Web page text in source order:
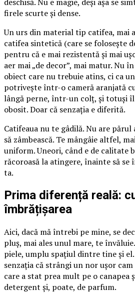
firele scurte și dense.
Un urs din material tip catifea, mai
catifea sintetică (care se folosește
pentru că e mai rezistentă și mai
aer mai „de decor”, mai matur. Nu
obiect care nu trebuie atins, ci ca
potrivește într-o cameră aranjată
lângă perne, într-un colț, și totuși
obosit. Doar că senzația e diferită.
Catifeaua nu te gâdilă. Nu are
să zâmbească. Te mângâie altfel,
uniform. Uneori, când e de calitate
răcoroasă la atingere, înainte să se
ta.
Prima diferență reală:
îmbrățișarea
Aici, dacă mă întrebi pe mine, se
pluș, mai ales unul mare, te
piele, umplu spațiul dintre tine și
senzația că strângi un nor ușor
care a stat prea mult pe o canapea
detergent și, poate, de parfum.